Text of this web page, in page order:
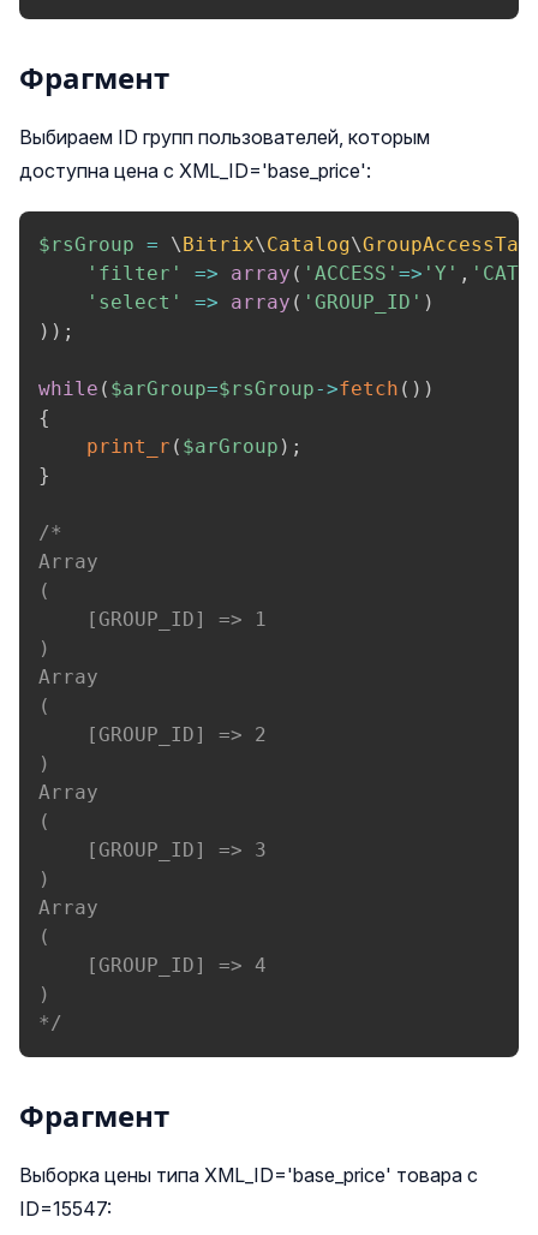
Фрагмент
Выбираем ID групп пользователей, которым
доступна цена с XML_ID='base_price':
$rsGroup = \Bitrix\Catalog\
'filter'
=> array ( 'ACCESS' => 'Y' ,
'select'
=> array ( 'GROUP_ID' )
) ) ;
while ( $arGroup=$rsGroup->fetch ( ) )
{
print_r ( $arGroup ) ;
}
/*
Array
(
    [GROUP_ID] => 1
)
Array
(
    [GROUP_ID] => 2
)
Array
(
    [GROUP_ID] => 3
)
Array
(
    [GROUP_ID] => 4
)
*/
Фрагмент
Выборка цены типа XML_ID='base_price' товара с
ID=15547: